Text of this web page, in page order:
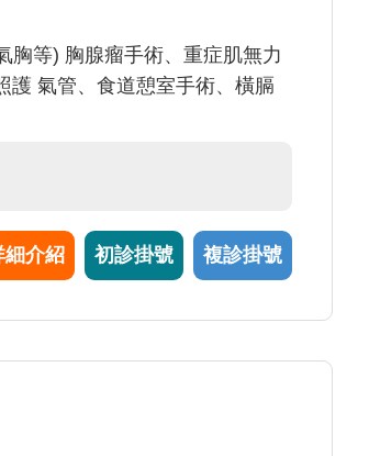
胸等) 胸腺瘤手術、重症肌無力
護 氣管、食道憩室手術、橫膈
細介紹 初診掛號 複診掛號